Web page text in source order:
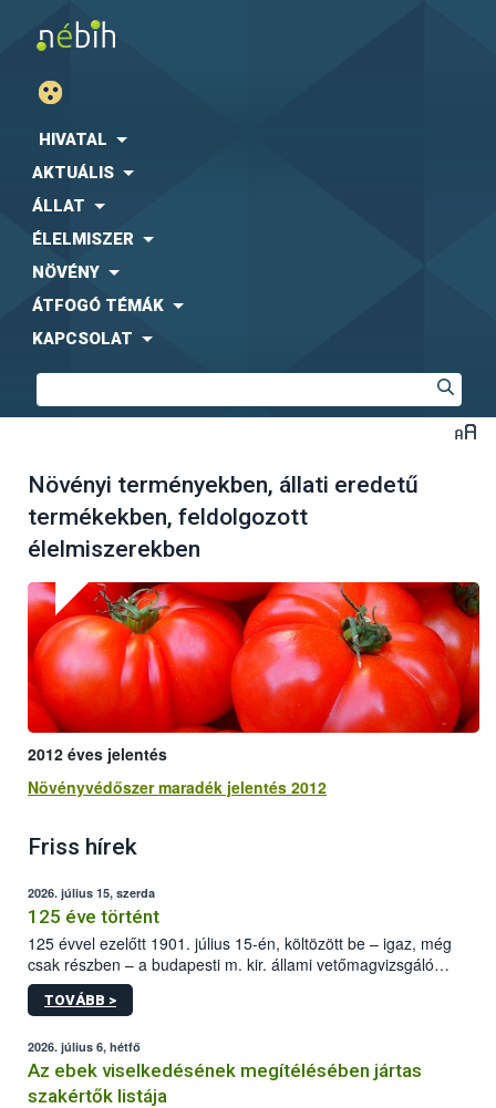
HIVATAL
AKTUÁLIS
ÁLLAT
ÉLELMISZER
NÖVÉNY
ÁTFOGÓ TÉMÁK
KAPCSOLAT
Növényi terményekben, állati eredetű
termékekben, feldolgozott
élelmiszerekben
2012 éves jelentés
Növényvédőszer maradék jelentés 2012
Friss hírek
2026. július 15, szerda
125 éve történt
125 évvel ezelőtt 1901. július 15-én, költözött be – igaz, még
csak részben – a budapesti m. kir. állami vetőmagvizsgáló
állomás a Kis Rókus utca 15. szám alatti, Czigler Győző által
tervezett új épületébe.
TOVÁBB >
2026. július 6, hétfő
Az ebek viselkedésének megítélésében jártas
szakértők listája